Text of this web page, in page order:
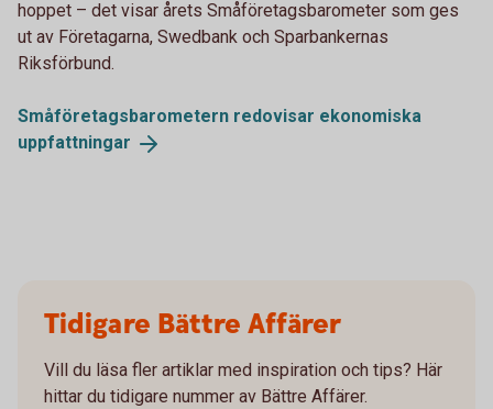
hoppet – det visar årets Småföretagsbarometer som ges
ut av Företagarna, Swedbank och Sparbankernas
Riksförbund.
Småföretagsbarometern redovisar ekonomiska
uppfattningar
Tidigare Bättre Affärer
Vill du läsa fler artiklar med inspiration och tips? Här
hittar du tidigare nummer av Bättre Affärer.